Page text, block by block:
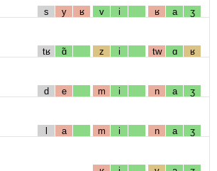
s y ʁ v i ʁ a ʒ
tʁ ɑ̃ z i tw ɑ ʁ
d e m i n a ʒ
l a m i n a ʒ